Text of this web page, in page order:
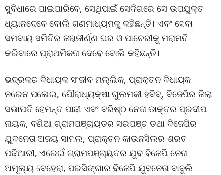
ସୁବିଧାରେ ପାଇପାରିବେ, ସେଥିପାଇଁ ସେଦିଗରେ ସେ ଉପଯୁକ୍ତ
ଧ୍ୟାନଦେବେ ବୋଲି ଗଣମାଧ୍ୟମକୁ କହିଛନ୍ତି। ଏବଂ ସେବା
ସମବାୟ ସମିତିର ଜରାଜୀର୍ଣ୍ଣ ଘର ଓ ପାଚେରୀକୁ ମରାମତି
କରିବାରେ ପ୍ରାଥମିକତା ଦେବେ ବୋଲି କହିଛନ୍ତି।
ଭଦ୍ରକର ବିଧାୟକ ସଂଜୀବ ମଲ୍ଲିକ, ପ୍ରାକ୍ତନ ବିଧାୟକ
ନରେନ ପଲେଇ, ପୌରାଧ୍ୟକ୍ଷା ଗୁଲମକୀ ହବିବ୍‌, ବିଜେପିର ଜିଲା
ସଭାପତି ହେମନ୍ତ ପାଢୀ ଏବଂ ବରିଷ୍ଠ ନେତା ଡାକ୍ତର ପ୍ରଦୀପ
ନାୟକ, ବଣିଆ ଗ୍ରାମପଞ୍ଚାୟତର ସରପଞ୍ଚ ତଥା ବିଜେପିର
ଯୁବନେତା ଅଜୟ ସାମଲ, ପ୍ରାକ୍ତନ କାଉନସିଲର ଶରତ
ପଢିଆରୀ, ଏରେଇଁ ଗ୍ରାମପଞ୍ଚାୟତର ଯୁବ ବିଜେପି ନେତା
ଅମୂଲ୍ୟ ବେହେରା, ପରସିଙ୍ଗାର ବିଜେପି ଯୁବନେତା ବାବୁଲି